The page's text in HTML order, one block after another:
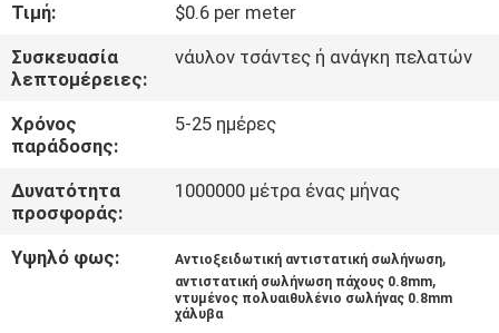
ΣΕ
ΕΠΑΦΉ
ΕΙΔΉΣΕΙΣ
ΠΕΡΙΠΤΏΣΕΙΣ
Τιμή:
$0.6 per meter
Συσκευασία
λεπτομέρειες:
νάυλον τσάντες ή ανάγκη πελατών
Χρόνος
παράδοσης:
5-25 ημέρες
Δυνατότητα
προσφοράς:
1000000 μέτρα ένας μήνας
Υψηλό φως: Αντιοξειδωτική αντιστατική σωλήνωση,
αντιστατική σωλήνωση πάχους 0.8mm,
ντυμένος πολυαιθυλένιο σωλήνας 0.8mm
χάλυβα